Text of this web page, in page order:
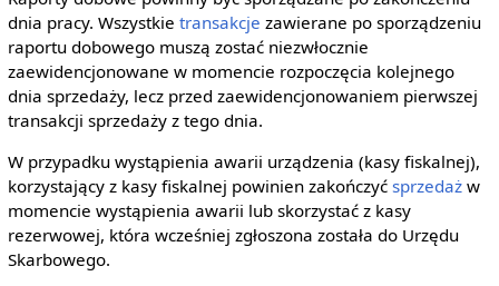
dnia pracy. Wszystkie transakcje zawierane po sporządzeniu
raportu dobowego muszą zostać niezwłocznie
zaewidencjonowane w momencie rozpoczęcia kolejnego
dnia sprzedaży, lecz przed zaewidencjonowaniem pierwszej
transakcji sprzedaży z tego dnia.
W przypadku wystąpienia awarii urządzenia (kasy fiskalnej),
korzystający z kasy fiskalnej powinien zakończyć sprzedażw
momencie wystąpienia awarii lub skorzystać z kasy
rezerwowej, która wcześniej zgłoszona została do Urzędu
Skarbowego.